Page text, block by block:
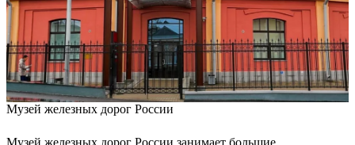
Музей железных дорог России